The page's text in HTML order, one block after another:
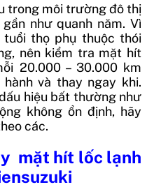
trong môi trường đô thị
như quanh năm. Vì
thọ phụ thuộc thói
nên kiểm tra mặt hít
20.000 – 30.000 km
và thay ngay khi.
hiệu bất thường như
không ổn định, hãy
các.
mặt hít lốc lạnh